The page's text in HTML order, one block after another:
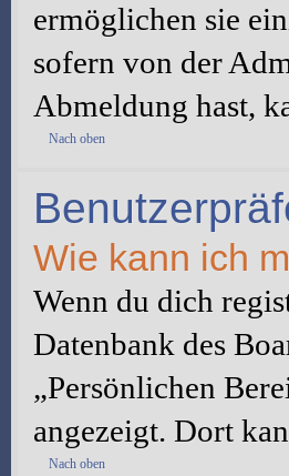
ermöglichen sie
sofern von der
Abmeldung hast,
Nach oben
Wie kann ich
Wenn du dich
Datenbank des
„Persönlichen
angezeigt. Dort
Nach oben